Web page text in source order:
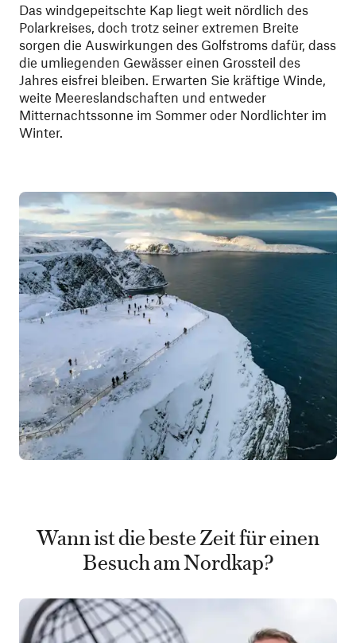
Das windgepeitschte Kap liegt weit nördlich des
Polarkreises, doch trotz seiner extremen Breite
sorgen die Auswirkungen des Golfstroms dafür, dass
die umliegenden Gewässer einen Grossteil des
Jahres eisfrei bleiben. Erwarten Sie kräftige Winde,
weite Meereslandschaften und entweder
Mitternachtssonne im Sommer oder Nordlichter im
Winter.
Wann ist die beste Zeit für einen
Besuch am Nordkap?